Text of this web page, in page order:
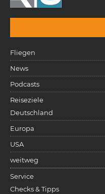
Fliegen
News
Podcasts
Reiseziele
Deutschland
Europa
USA
weitweg
Service
Checks & Tipps